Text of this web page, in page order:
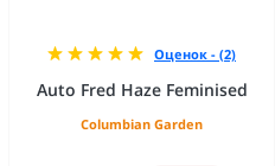
Оценок - (2)
Auto Fred Haze Feminised
Columbian Garden